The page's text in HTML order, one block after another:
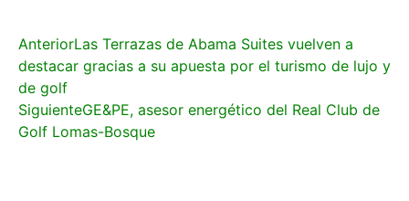
AnteriorLas Terrazas de Abama Suites vuelven a
destacar gracias a su apuesta por el turismo de lujo y
de golf
SiguienteGE&PE, asesor energético del Real Club de
Golf Lomas-Bosque